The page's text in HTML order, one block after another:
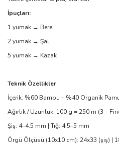
İpuçları:
1 yumak → Bere
2 yumak → Şal
5 yumak → Kazak
Teknik Özellikler
İçerik: %60 Bambu – %40 Organik
Ağırlık / Uzunluk: 100 g = 250 m (3 –
Şiş: 4–4.5 mm | Tığ: 4.5–5 mm
Örgü Ölçüsü (10x10 cm): 24x33 (şiş) |